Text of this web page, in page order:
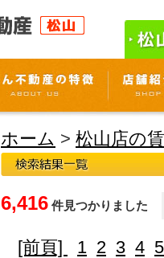
ホーム > 松山店の
6,416 件見つかりました
[前頁] 1 2 3 4 5